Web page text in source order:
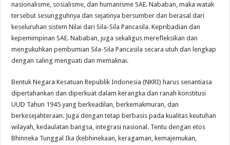
nasionalisme, sosialisme, dan humanisme SAE. Nababan, maka watak
tersebut sesungguhnya dan sejatinya bersumber dan berasal dari
keseluruhan sistem Nilai dari Sila-Sila Pancasila. Kepribadian dan
kepemimpinan SAE. Nababan, juga sekaligus merefleksikan dan
mengukuhkan pembumian Sila-Sila Pancasila secara utuh dan lengkap
dengan saling menguati dan memaknai.
Bentuk Negara Kesatuan Republik Indonesia (NKRI) harus senantiasa
dipertahankan dan diperkuat dalam kerangka dan ranah konstitusi
UUD Tahun 1945 yang berkeadilan, berkemakmuran, dan
berkesejahteraan. Juga dengan tetap berbasis pada kualitas keutuhan
wilayah, kedaulatan bangsa, integrasi nasional. Tentu dengan etos
Bhinneka Tunggal Ika (kebhinekaan, keragaman, kemajemukan,